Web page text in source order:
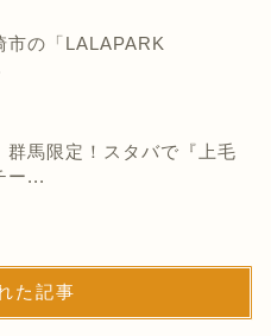
市の「LALAPARK
群馬限定！スタバで『上毛
ー...
た記事